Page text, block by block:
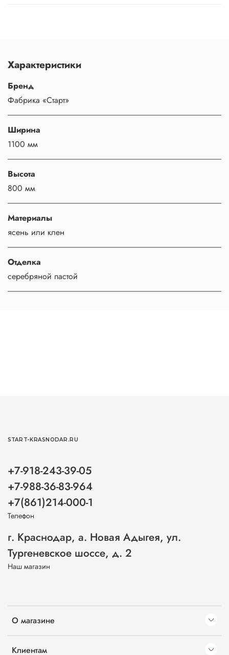
Характеристики
Бренд
Фабрика «Старт»
Ширина
1100 мм
Высота
800 мм
Материалы
ясень или клен
Отделка
серебряной пастой
О магазине
Клиентам
START-KRASNODAR.RU
+7-918-243-39-05
+7-988-36-83-964
+7(861)214-000-1
Телефон
г. Краснодар, а. Новая Адыгея, ул.
Тургеневское шоссе, д. 2
Наш магазин